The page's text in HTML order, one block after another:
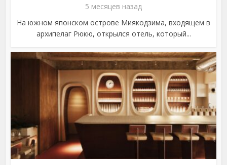
5 месяцев назад
На южном японском острове Миякодзима, входящем в
архипелаг Рюкю, открылся отель, который...